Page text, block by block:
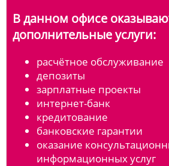
В данном офисе
дополнительные услуги:
расчётное обслуживание
депозиты
зарплатные проекты
интернет-банк
кредитование
банковские гарантии
оказание
информационных услуг